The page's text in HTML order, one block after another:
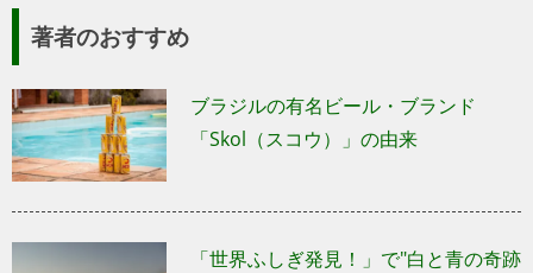
著者のおすすめ
ブラジルの有名ビール・ブランド
「Skol（スコウ）」の由来
「世界ふしぎ発見！」で"白と青の奇跡